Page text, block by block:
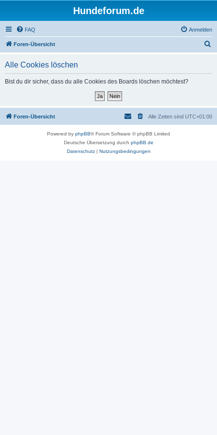
Hundeforum.de
FAQ Anmelden
Foren-Übersicht
Alle Cookies löschen
Bist du dir sicher, dass du alle Cookies des Boards löschen möchtest?
Foren-Übersicht Alle Zeiten sind UTC+01:00
Powered by phpBB® Forum Software © phpBB Limited
Deutsche Übersetzung durch phpBB.de
Datenschutz| Nutzungsbedingungen